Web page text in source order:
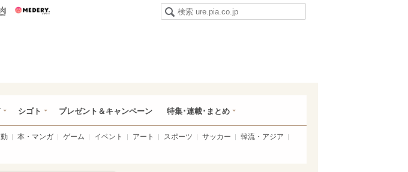
うまい肉
シゴト プレゼント＆キャンペーン 特集･連載･まとめ
本・マンガ ゲーム イベント アート スポーツ サッカー
韓流・アジア